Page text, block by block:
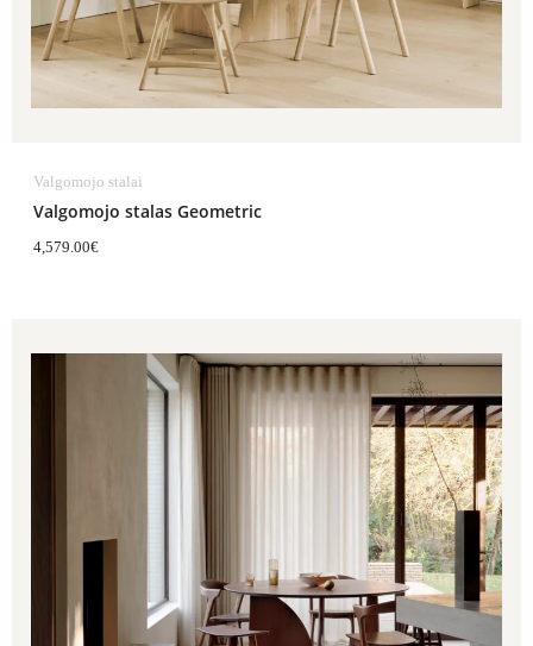
Valgomojo stalai
Valgomojo stalas Geometric
4,579.00€